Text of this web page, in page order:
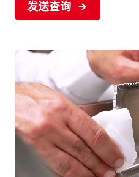
发送查询